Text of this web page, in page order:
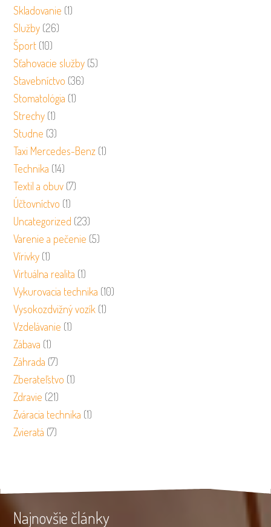
Skladovanie (1)
Služby (26)
Šport (10)
Sťahovacie služby (5)
Stavebníctvo (36)
Stomatológia (1)
Strechy (1)
Studne (3)
Taxi Mercedes-Benz (1)
Technika (14)
Textil a obuv (7)
Účtovníctvo (1)
Uncategorized (23)
Varenie a pečenie (5)
Vírivky (1)
Virtuálna realita (1)
Vykurovacia technika (10)
Vysokozdvižný vozík (1)
Vzdelávanie (1)
Zábava (1)
Záhrada (7)
Zberateľstvo (1)
Zdravie (21)
Zváracia technika (1)
Zvieratá (7)
Najnovšie články